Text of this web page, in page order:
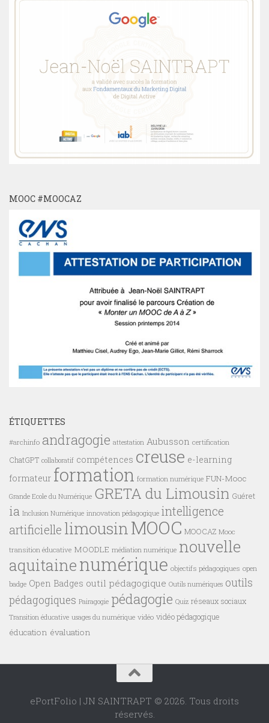
MOOC #MOOCAZ
ÉTIQUETTES
#archinfo andragogie attestation Aubusson certification
ChatGPT collaboratif compétences creuse e-learning
formateur formation formation numérique FUN-Mooc
Grande Ecole du Numérique GRETA du Limousin Guéret
ia Inclusion Numérique innovation pédagogique intelligence
artificielle limousinMOOC MOOCAZ Mooc
transition éducative MOODLE médiation numérique nouvelle
aquitainenumérique objectifs pédagogiques open
badge Open Badges outil pédagogique Outils numériques outils
pédagogiques Pairagogie pédagogie Quiz réseaux sociaux
Transition éducative usages du numérique vidéo vidéo pédagogique
éducation évaluation
ePortFolio | JN SAINTRAPT © 2026. Tous droits
réservés.